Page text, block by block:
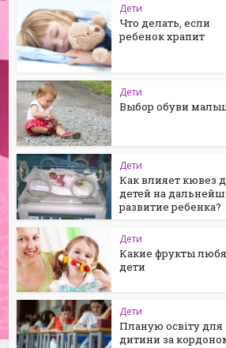
Дети
Что делать, если
ребенок храпит
Дети
Выбор обуви
Дети
Как влияет кювез
детей на
развитие ребенка?
Дети
Какие фрукты
дети
Дети
Планую освіту для
дитини за